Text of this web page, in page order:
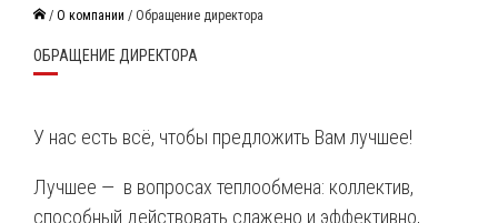
/ О компании / Обращение директора
ОБРАЩЕНИЕ ДИРЕКТОРА
У нас есть всё, чтобы предложить Вам лучшее!
Лучшее — в вопросах теплообмена: коллектив,
способный действовать слажено и эффективно,